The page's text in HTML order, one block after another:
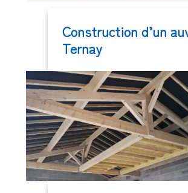
Construction d’un
Ternay